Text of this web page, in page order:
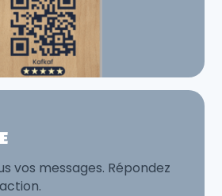
vos messages. Répondez